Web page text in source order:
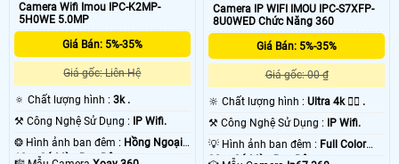
Camera Wifi Imou IPC-K2MP-
5H0WE 5.0MP
Giá Bán: 5%-35%
Giá gốc: Liên Hệ
🔅 Chất lượng hình : 3k .
⚒ Công Nghệ Sử Dụng :
IP Wifi.
❂ Hình ảnh ban đêm : Hồng Ngoại
10m Có Màu Ban Ðêm.
Camera IP WIFI IMOU IPC-S7XFP-
8U0WED Chức Năng 360
Giá Bán: 5%-35%
Giá gốc: 00 ₫
🔆 Chất lượng hình :Ultra 4k 👍🏾 .
⚒ Công Nghệ Sử Dụng :
IP Wifi.
💡 Hình ảnh ban đêm : Full Color
30m Có Màu Ban Ðêm.